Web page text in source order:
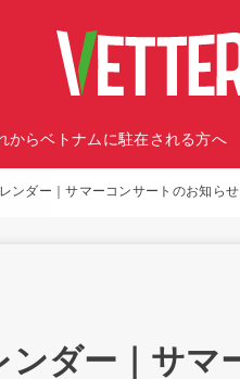
からベトナムに駐在される方へ
ンダー｜サマーコンサートのお知ら
ンダー｜サマ